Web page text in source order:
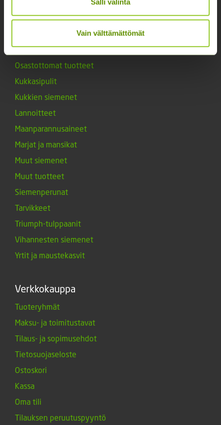
Vain välttämättömät
Facebook
Instagram
Tuoteryhmät
Osastottomat tuotteet
Kukkasipulit
Kukkien siemenet
Lannoitteet
Maanparannusaineet
Marjat ja mansikat
Muut siemenet
Muut tuotteet
Siemenperunat
Tarvikkeet
Triumph-tulppaanit
Vihannesten siemenet
Yrtit ja maustekasvit
Verkkokauppa
Tuoteryhmät
Maksu- ja toimitustavat
Tilaus- ja sopimusehdot
Tietosuojaseloste
Ostoskori
Kassa
Oma tili
Tilauksen peruutuspyyntö